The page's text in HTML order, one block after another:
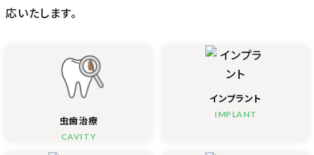
応いたします。
虫歯治療
CAVITY
インプラント
IMPLANT